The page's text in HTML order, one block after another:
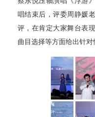
唱结束后，评委周静媛
评，在肯定大家舞台表
曲目选择等方面给出针对